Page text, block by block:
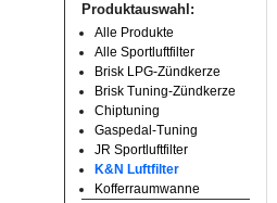
Produktauswahl:
Alle Produkte
Alle Sportluftfilter
Brisk LPG-Zündkerze
Brisk Tuning-Zündkerze
Chiptuning
Gaspedal-Tuning
JR Sportluftfilter
K&N Luftfilter
Kofferraumwanne